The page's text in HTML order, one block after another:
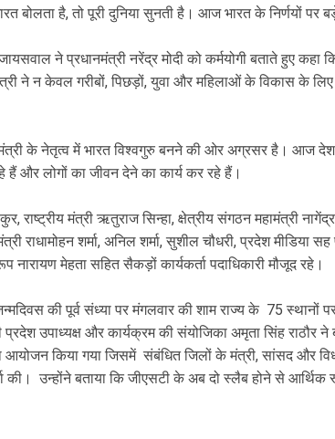
है, तो पूरी दुनिया सुनती है। आज भारत के निर्णयों पर
ने प्रधानमंत्री नरेंद्र मोदी को कर्मयोगी बताते हुए कहा
ने न केवल गरीबों, पिछड़ों, युवा और महिलाओं के विकास के
के नेतृत्व में भारत विश्वगुरु बनने की ओर अग्रसर है। आज
हैं और लोगों का जीवन देने का कार्य कर रहे हैं।
राष्ट्रीय मंत्री ऋतुराज सिन्हा, क्षेत्रीय संगठन महामंत्री
राधामोहन शर्मा, अनिल शर्मा, सुशील चौधरी, प्रदेश मीडिया
नारायण मेहता सहित सैकड़ों कार्यकर्ता पदाधिकारी मौजूद रहे।
की पूर्व संध्या पर मंगलवार की शाम राज्य के 75 स्थानों
उपाध्यक्ष और कार्यक्रम की संयोजिका अमृता सिंह राठौर
आयोजन किया गया जिसमें संबंधित जिलों के मंत्री, सांसद और
की। उन्होंने बताया कि जीएसटी के अब दो स्लैब होने से आर्थिक